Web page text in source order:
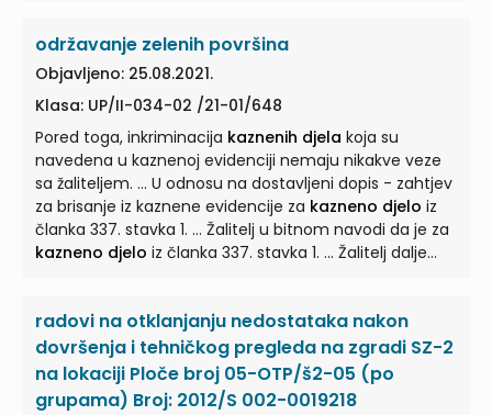
učinak na koji se poziva naručitelj. ... osobi ovlaštenoj
po zakonu za zastupanje pravne osobe gospodarskog
subjekta izrečeiia pravomoćna osuđujuća presuda za
jedno ili više sljedećilikaznenih djela
počinjenjekaznenih djela, primanje mita u
gospodarskom poslovanju, davanje mita u
gospodarskom poslovanju, zlouporaba položaja ...
održavanje zelenih površina
Objavljeno: 25.08.2021.
Klasa: UP/II-034-02 /21-01/648
Pored toga, inkriminacija kaznenih djela koja su
navedena u kaznenoj evidenciji nemaju nikakve veze
sa žaliteljem. ... U odnosu na dostavljeni dopis - zahtjev
za brisanje iz kaznene evidencije za kazneno djelo iz
članka 337. stavka 1. ... Žalitelj u bitnom navodi da je za
kazneno djelo iz članka 337. stavka 1. ... Žalitelj dalje
nepouzdanosti žalitelja govori i okolnost da zahtjevu za
brisanje iz kaznene evidencije zakazneno djeloiz ...
radovi na otklanjanju nedostataka nakon
dovršenja i tehničkog pregleda na zgradi SZ-2
na lokaciji Ploče broj 05-OTP/š2-05 (po
grupama) Broj: 2012/S 002-0019218